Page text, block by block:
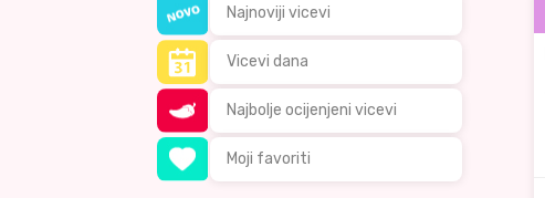
Najnoviji vicevi
Vicevi dana
Najbolje ocijenjeni vicevi
Moji favoriti